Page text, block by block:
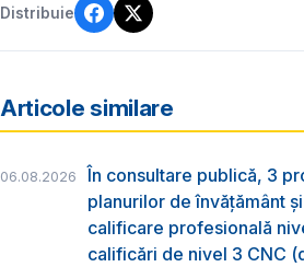
Distribuie
Articole similare
06.08.2026
În consultare publică, 3
planurilor de învățământ
calificare profesională
calificări de nivel 3 CNC